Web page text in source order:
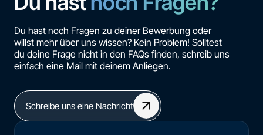
Du hast noch Fragen zu deiner Bewerbung oder
willst mehr über uns wissen? Kein Problem! Solltest
du deine Frage nicht in den FAQs finden, schreib uns
einfach eine Mail mit deinem Anliegen.
Schreibe uns eine Nachricht